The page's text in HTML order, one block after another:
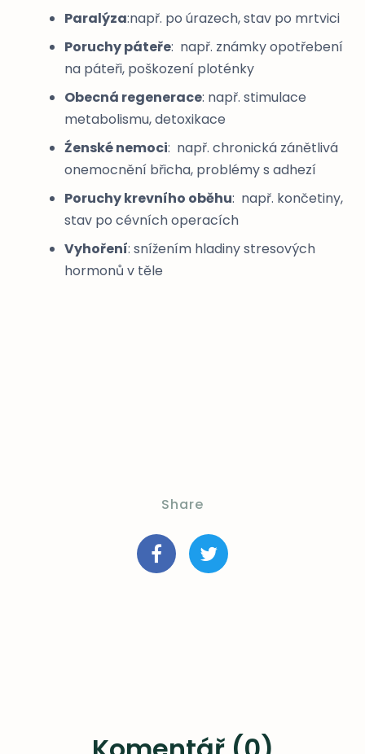
Paralýza:např. po úrazech, stav po mrtvici
Poruchy páteře: např. známky opotřebení
na páteři, poškození ploténky
Obecná regenerace: např. stimulace
metabolismu, detoxikace
Źenské nemoci: např. chronická zánětlivá
onemocnění břicha, problémy s adhezí
Poruchy krevního oběhu: např. končetiny,
stav po cévních operacích
Vyhoření: snížením hladiny stresových
hormonů v těle
Share